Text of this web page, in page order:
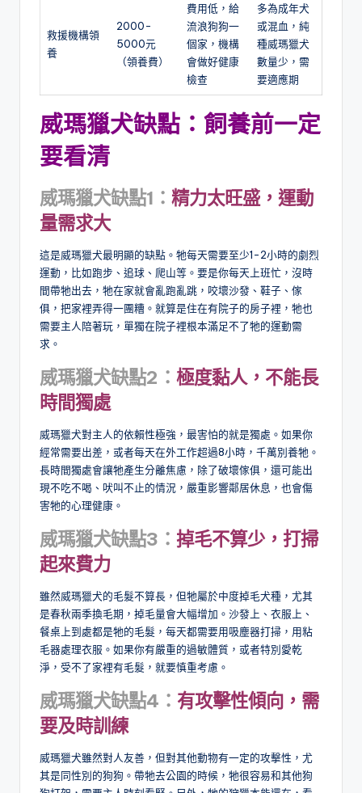
救援機構領
養
2000-
5000元
（領養費）
費用低，給
流浪狗狗一
個家，機構
會做好健康
檢查
多為成年犬
或混血，純
種威瑪獵犬
數量少，需
要適應期
威瑪獵犬缺點：飼養前一定
要看清
威瑪獵犬缺點1： 精力太旺盛，運動
量需求大
這是威瑪獵犬最明顯的缺點。牠每天需要至少1-2小時的劇烈
運動，比如跑步、追球、爬山等。要是你每天上班忙，沒時
間帶牠出去，牠在家就會亂跑亂跳，咬壞沙發、鞋子、傢
俱，把家裡弄得一團糟。就算是住在有院子的房子裡，牠也
需要主人陪著玩，單獨在院子裡根本滿足不了牠的運動需
求。
威瑪獵犬缺點2： 極度黏人，不能長
時間獨處
威瑪獵犬對主人的依賴性極強，最害怕的就是獨處。如果你
經常需要出差，或者每天在外工作超過8小時，千萬別養牠。
長時間獨處會讓牠產生分離焦慮，除了破壞傢俱，還可能出
現不吃不喝、吠叫不止的情況，嚴重影響鄰居休息，也會傷
害牠的心理健康。
威瑪獵犬缺點3： 掉毛不算少，打掃
起來費力
雖然威瑪獵犬的毛髮不算長，但牠屬於中度掉毛犬種，尤其
是春秋兩季換毛期，掉毛量會大幅增加。沙發上、衣服上、
餐桌上到處都是牠的毛髮，每天都需要用吸塵器打掃，用粘
毛器處理衣服。如果你有嚴重的過敏體質，或者特別愛乾
淨，受不了家裡有毛髮，就要慎重考慮。
威瑪獵犬缺點4： 有攻擊性傾向，需
要及時訓練
威瑪獵犬雖然對人友善，但對其他動物有一定的攻擊性，尤
其是同性別的狗狗。帶牠去公園的時候，牠很容易和其他狗